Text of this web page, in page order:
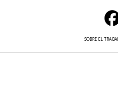
SOBRE EL